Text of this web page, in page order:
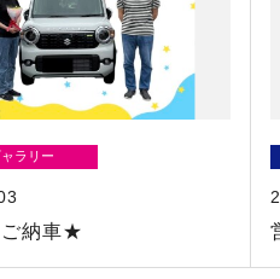
ラリー
納車★